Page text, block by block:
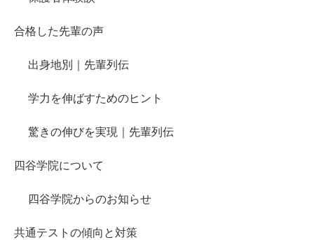
合格した先輩の声
出身地別｜先輩列伝
学力を伸ばすためのヒント
驚きの伸びを実現｜先輩列伝
四谷学院について
四谷学院からのお知らせ
共通テストの傾向と対策